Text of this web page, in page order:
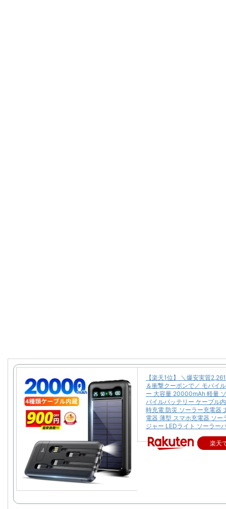
【楽天1位】 ＼爆安実質
＆衝撃クーポンで／ モバイ
ー 大容量 20000mAh 軽量
バイルバッテリー ケーブル
時充電 防災 ソーラー充電器
電器 薄型 スマホ充電器 ソー
ジャー LEDライト ソーラー
楽天